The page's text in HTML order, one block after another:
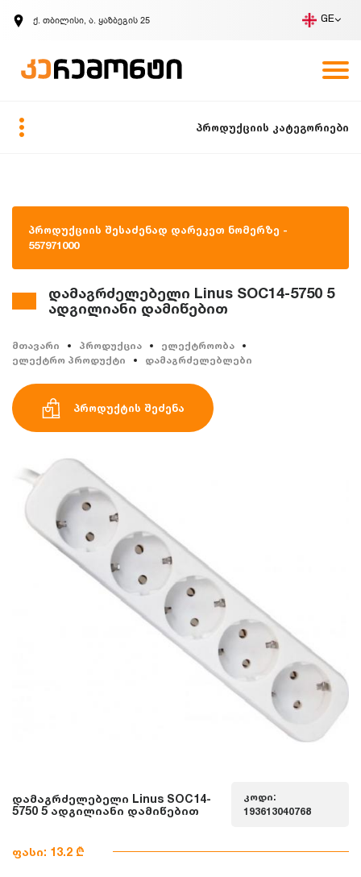
ქ. თბილისი, ა. ყაზბეგის 25 GE
ზარის მოთხოვნა
პროდუქციის კატეგორიები
პროდუქციის შესაძენად დარეკეთ ნომერზე -
557971000
დამაგრძელებელი Linus SOC14-5750 5
ადგილიანი დამიწებით
მთავარი პროდუქცია
ელექტროობა
ელექტრო პროდუქტი
დამაგრძელებლები
პროდუქტის შეძენა
დამაგრძელებელი Linus SOC14-
5750 5 ადგილიანი დამიწებით
კოდი:
193613040768
ფასი: 13.2 ₾